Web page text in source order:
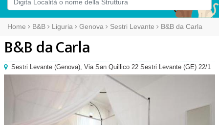
Home B&B Liguria Genova Sestri Levante B&B da Carla
B&B da Carla
Sestri Levante (Genova), Via San Quillico 22 Sestri Levante (GE) 22/1